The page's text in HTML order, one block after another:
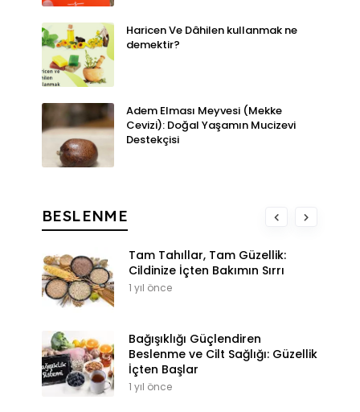
Haricen Ve Dâhilen kullanmak ne
demektir?
Adem Elması Meyvesi (Mekke
Cevizi): Doğal Yaşamın Mucizevi
Destekçisi
BESLENME
Tam Tahıllar, Tam Güzellik:
Cildinize İçten Bakımın Sırrı
1 yıl önce
Bağışıklığı Güçlendiren
Beslenme ve Cilt Sağlığı: Güzellik
İçten Başlar
1 yıl önce